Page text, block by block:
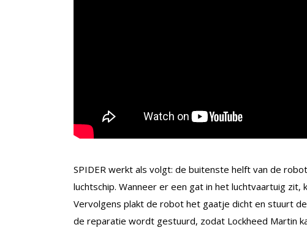
SPIDER werkt als volgt: de buitenste helft van de
luchtschip. Wanneer er een gat in het luchtvaartuig
Vervolgens plakt de robot het gaatje dicht en stuurt
de reparatie wordt gestuurd, zodat Lockheed Martin